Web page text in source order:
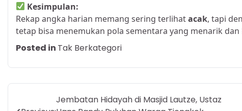
Kesimpulan:
Rekap angka harian memang sering terlihatacak, tapi
tetap bisa menemukan pola sementara yang menarik
Posted in Tak Berkategori
Jembatan Hidayah di Masjid Lautze, Ustaz